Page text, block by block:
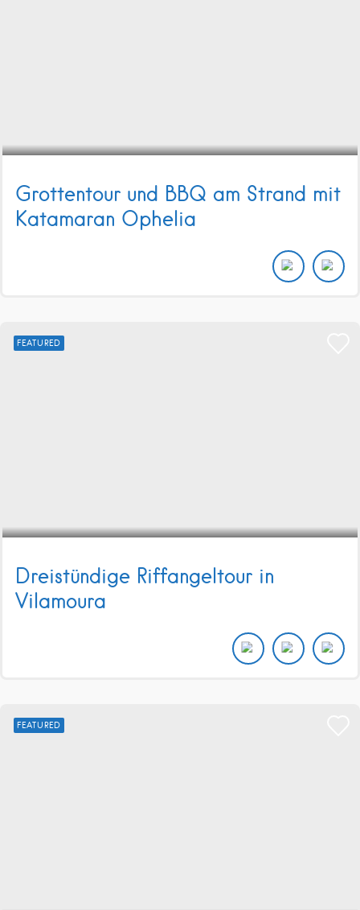
Grottentour und BBQ am Strand mit
Katamaran Ophelia
FEATURED
Dreistündige Riffangeltour in
Vilamoura
FEATURED